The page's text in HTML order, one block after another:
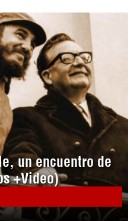
un encuentro de
+Video)